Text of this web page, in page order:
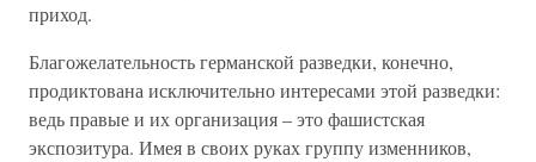
приход.
Благожелательность германской разведки, конечно,
продиктована исключительно интересами этой разведки:
ведь правые и их организация – это фашистская
экспозитура. Имея в своих руках группу изменников,